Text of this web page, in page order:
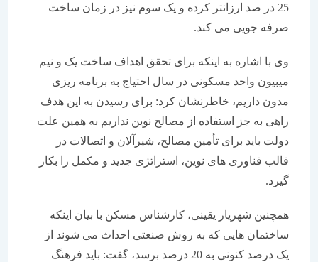
25 در صد ارزانتر کرده و یک سوم نیز در زمان ساخت
صرفه جویی می کند.
وی با اشاره به اینکه برای تحقق اهداف ساخت یک و نیم
میبیون واحد مسکونی در سال احتیاج به برنامه ریزی
مدون داریم، خاطرنشان کرد: برای رسیدن به این هدف
راهی به جز استفاده از مصالح نوین نداریم به همین علت
دولت باید برای تأمین مصالح، شیرآلان و اتصالات در
قالب فناوری های نوین، استراتژی جدید و مکمل را بکار
همچنین شهریار یقینی، کارشناس مسکن با بیان اینکه
ساختمان هایی که به روش صنعتی احداث می شوند از
یک درصد کنونی به 20 درصد برسد، گفت: باید فرهنگ